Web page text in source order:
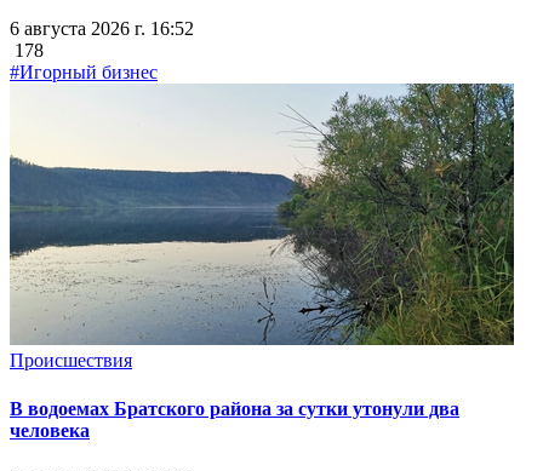
6 августа 2026 г. 16:52
178
#Игорный бизнес
Происшествия
В водоемах Братского района за сутки утонули два
человека